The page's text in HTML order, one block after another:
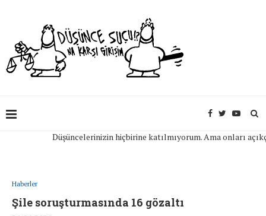
Düşüncelerinizin hiçbirine katılmıyorum. Ama onları açıkça
Haberler
Şile soruşturmasında 16 gözaltı